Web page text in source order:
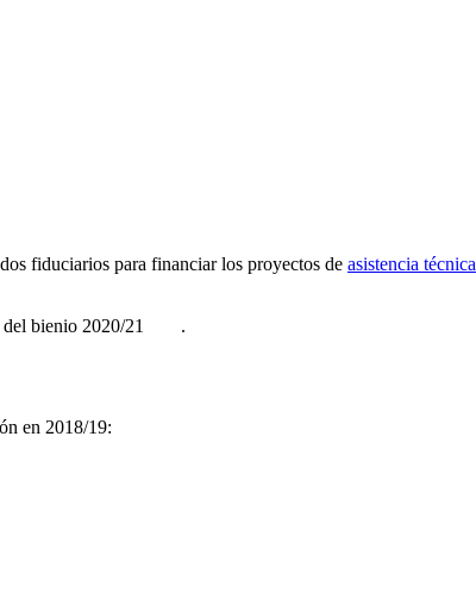
fiduciarios para financiar los proyectos de asistencia técnica
bienio 2020/21
.
en 2018/19: